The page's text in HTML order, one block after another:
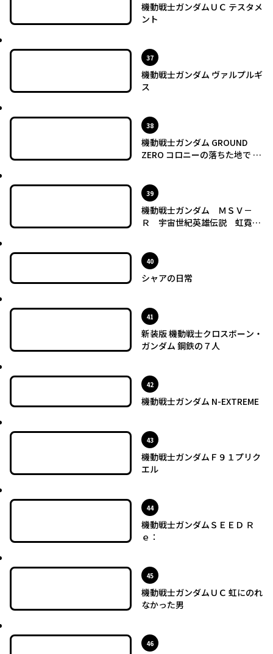
機動戦士ガンダムＵＣ テスタメ
ント
37位
機動戦士ガンダム ヴァルプルギ
ス
38位
機動戦士ガンダム GROUND
ZERO コロニーの落ちた地で -
39位
機動戦士ガンダム ＭＳＶ－
Ｒ 宇宙世紀英雄伝説 虹霓の
40位
シャアの日常
41 位
新装版 機動戦士クロスボーン・
ガンダム 鋼鉄の７人
42位
機動戦士ガンダム N-EXTREME
43位
機動戦士ガンダムＦ９１プリク
エル
44位
機動戦士ガンダムＳＥＥＤ Ｒ
ｅ：
45位
機動戦士ガンダムＵＣ 虹にのれ
なかった男
46位